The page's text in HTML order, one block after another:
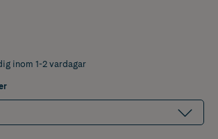
inom 1-2 vardagar